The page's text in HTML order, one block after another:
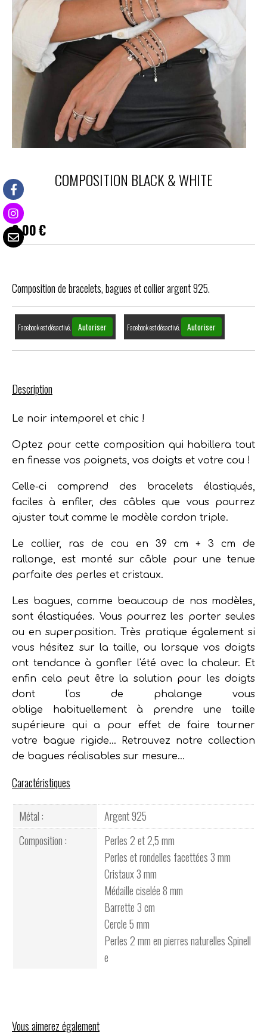
COMPOSITION BLACK & WHITE
0,00€
Composition de bracelets, bagues et collier argent 925.
Facebook est désactivé. Autoriser Facebook est désactivé. Autoriser
Description
Le noir intemporel et chic !
Optez pour cette composition qui habillera tout
en finesse vos poignets, vos doigts et votre cou !
Celle-ci comprend des bracelets élastiqués,
faciles à enfiler, des câbles que vous pourrez
ajuster tout comme le modèle cordon triple.
Le collier, ras de cou en 39 cm + 3 cm de
rallonge, est monté sur câble pour une tenue
parfaite des perles et cristaux.
Les bagues, comme beaucoup de nos modèles,
sont élastiquées. Vous pourrez les porter seules
ou en superposition. Très pratique également si
vous hésitez sur la taille, ou lorsque vos doigts
ont tendance à gonfler l'été avec la chaleur. Et
enfin cela peut être la solution pour les doigts
dont l'os de phalange vous
oblige habituellement à prendre une taille
supérieure qui a pour effet de faire tourner
votre bague rigide... Retrouvez notre collection
de bagues réalisables sur mesure...
Caractéristiques
Métal :
Argent 925
Composition :
Perles 2 et 2,5 mm
Perles et rondelles facettées 3 mm
Cristaux 3 mm
Médaille ciselée 8 mm
Barrette 3 cm
Cercle 5 mm
Perles 2 mm en pierres naturelles Spinell
e
Vous aimerez également